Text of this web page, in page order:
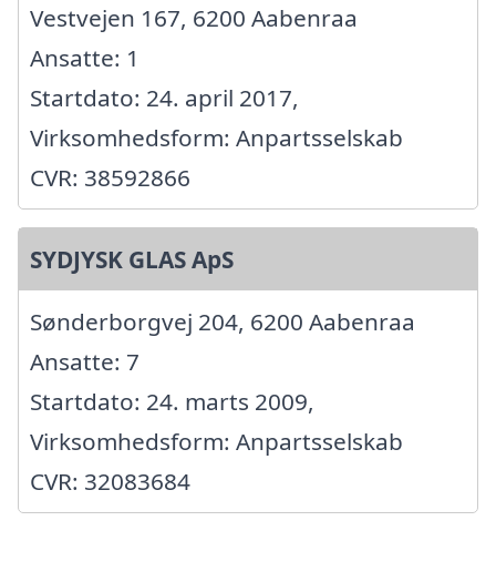
Vestvejen 167, 6200 Aabenraa
Ansatte: 1
Startdato: 24. april 2017,
Virksomhedsform: Anpartsselskab
CVR: 38592866
SYDJYSK GLAS ApS
Sønderborgvej 204, 6200 Aabenraa
Ansatte: 7
Startdato: 24. marts 2009,
Virksomhedsform: Anpartsselskab
CVR: 32083684